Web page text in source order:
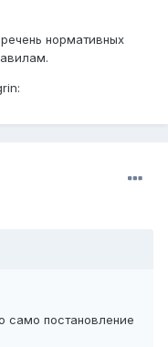
нормативных
само постановление